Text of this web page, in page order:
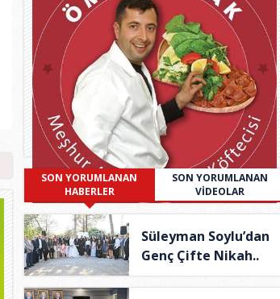
SON YORUMLANAN
HABERLER
SON YORUMLANAN
VİDEOLAR
Süleyman Soylu’dan
Genç Çifte Nikah..